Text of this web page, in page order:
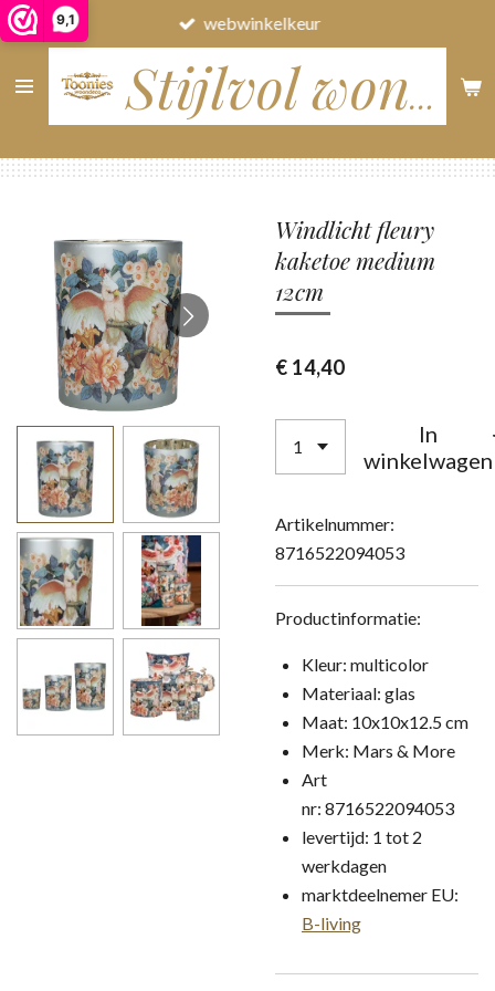
9,1
Ga
direct
naar
Stijlvol wonen
webwinkelkeur
Windlicht fleury
kaketoe medium
12cm
€ 14,40
In
winkelwagen
Artikelnummer:
8716522094053
Productinformatie:
Kleur: multicolor
Materiaal: glas
Maat: 10x10x12.5 cm
Merk: Mars & More
Art
nr: 8716522094053
levertijd: 1 tot 2
werkdagen
marktdeelnemer EU:
B-living